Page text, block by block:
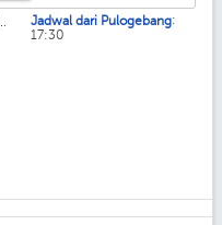
Jadwal dari Pulogebang:
17:30